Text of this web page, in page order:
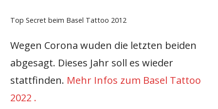
Top Secret beim Basel Tattoo 2012
Wegen Corona wuden die letzten beiden
abgesagt. Dieses Jahr soll es wieder
stattfinden. Mehr Infos zum Basel Tattoo
2022 .